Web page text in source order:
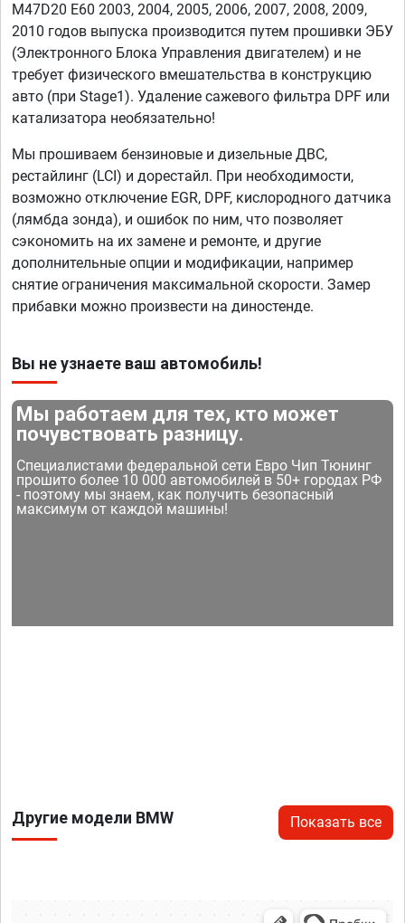
M47D20 E60 2003, 2004, 2005, 2006, 2007, 2008, 2009,
2010 годов выпуска производится путем прошивки ЭБУ
(Электронного Блока Управления двигателем) и не
требует физического вмешательства в конструкцию
авто (при Stage1). Удаление сажевого фильтра DPF или
катализатора необязательно!
Мы прошиваем бензиновые и дизельные ДВС,
рестайлинг (LCI) и дорестайл. При необходимости,
возможно отключение EGR, DPF, кислородного датчика
(лямбда зонда), и ошибок по ним, что позволяет
сэкономить на их замене и ремонте, и другие
дополнительные опции и модификации, например
снятие ограничения максимальной скорости. Замер
прибавки можно произвести на диностенде.
Вы не узнаете ваш автомобиль!
Мы работаем для тех, кто может
почувствовать разницу.
Специалистами федеральной сети Евро Чип Тюнинг
прошито более 10 000 автомобилей в 50+ городах РФ
- поэтому мы знаем, как получить безопасный
максимум от каждой машины!
Другие модели BMW Показать все